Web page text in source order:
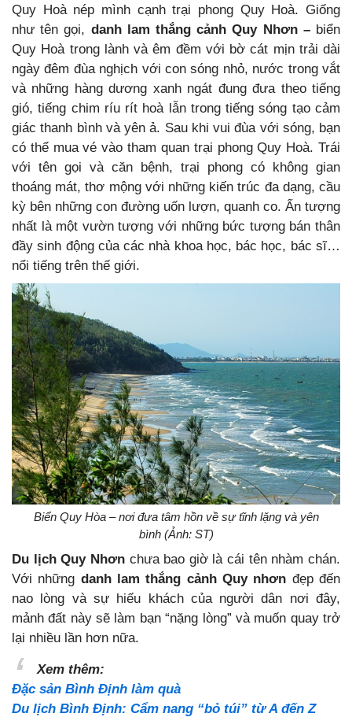
Quy Hoà nép mình cạnh trại phong Quy Hoà. Giống
như tên gọi, danh lam thắng cảnh Quy Nhơn – biển
Quy Hoà trong lành và êm đềm với bờ cát mịn trải dài
ngày đêm đùa nghịch với con sóng nhỏ, nước trong vắt
và những hàng dương xanh ngát đung đưa theo tiếng
gió, tiếng chim ríu rít hoà lẫn trong tiếng sóng tạo cảm
giác thanh bình và yên ả. Sau khi vui đùa với sóng, bạn
có thể mua vé vào tham quan trại phong Quy Hoà. Trái
với tên gọi và căn bệnh, trại phong có không gian
thoáng mát, thơ mộng với những kiến trúc đa dạng, cầu
kỳ bên những con đường uốn lượn, quanh co. Ấn tượng
nhất là một vườn tượng với những bức tượng bán thân
đầy sinh động của các nhà khoa học, bác học, bác sĩ…
nổi tiếng trên thế giới.
Biển Quy Hòa – nơi đưa tâm hồn về sự tĩnh lặng và yên
bình (Ảnh: ST)
Du lịch Quy Nhơnchưa bao giờ là cái tên nhàm chán.
Với những danh lam thắng cảnh Quy nhơn đẹp đến
nao lòng và sự hiếu khách của người dân nơi đây,
mảnh đất này sẽ làm bạn “nặng lòng” và muốn quay trở
lại nhiều lần hơn nữa.
Xem thêm:
Đặc sản Bình Định làm quà
Du lịch Bình Định: Cẩm nang “bỏ túi” từ A đến Z